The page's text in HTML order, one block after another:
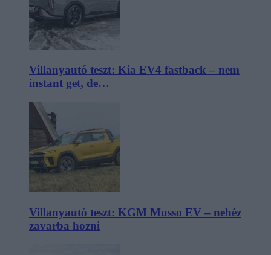
Villanyautó teszt: Kia EV4 fastback – nem
instant get, de…
Villanyautó teszt: KGM Musso EV – nehéz
zavarba hozni